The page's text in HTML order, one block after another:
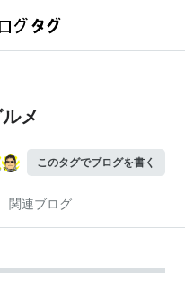
メ
このタグでブログを書く
関連ブログ